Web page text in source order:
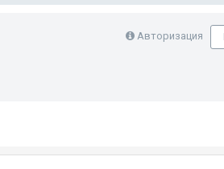
Авторизация